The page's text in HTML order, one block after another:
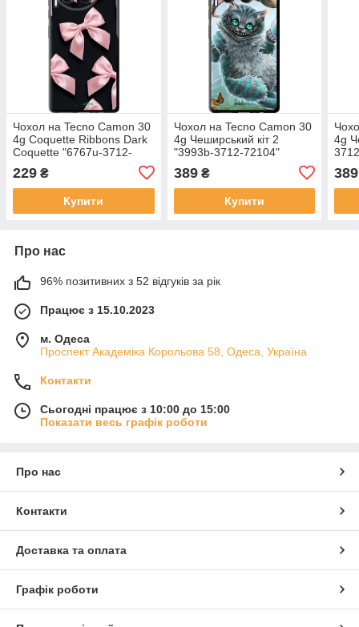
Чохол на Tecno Camon 30
4g Coquette Ribbons Dark
Coquette "6767u-3712-
229 ₴
Купити
Чохол на Tecno Camon 30
4g Чеширський кіт 2
"3993b-3712-72104"
389₴
Купити
4g
389
Про нас
96% позитивних з 52 відгуків за рік
Працює з 15.10.2023
м. Одеса
Проспект Академіка Корольова 58, Одеса, Україна
Контакти
Сьогодні працює з 10:00 до 15:00
Показати весь графік роботи
Про нас
Контакти
Доставка та оплата
Графік роботи